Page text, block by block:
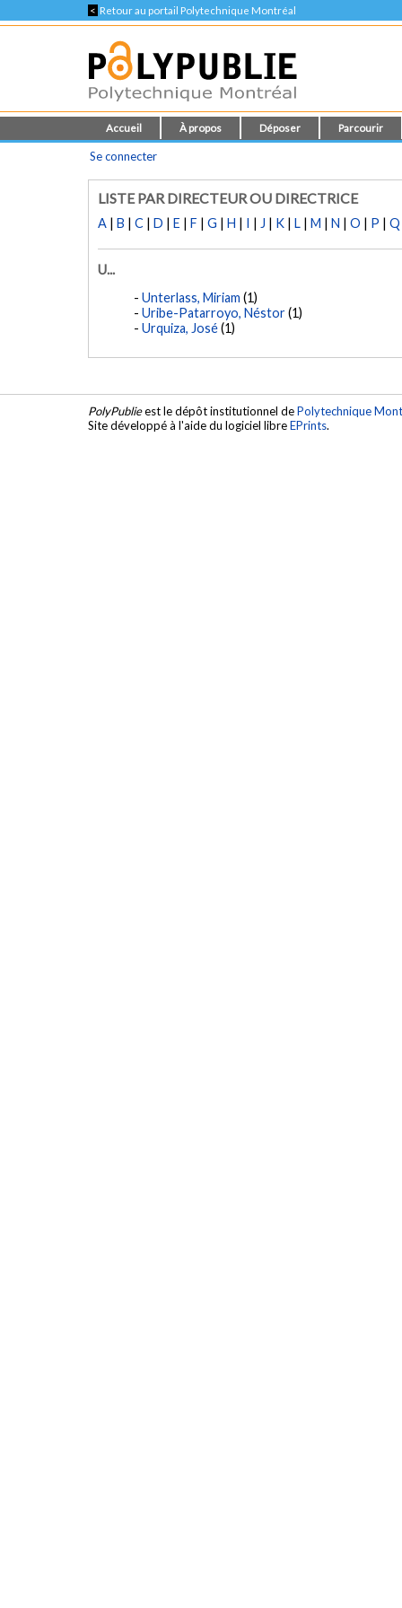
< Retour au portail Polytechnique Montréal
Accueil À propos Déposer Parcourir
Se connecter
LISTE PAR DIRECTEUR OU DIRECTRICE
A | B | C | D | E | F | G | H | I | J | K | L | M | N | O | P | Q
U...
Unterlass, Miriam (1)
Uribe-Patarroyo, Néstor(1)
Urquiza, José(1)
PolyPublieest le dépôt institutionnel dePolytechnique
Site développé à l'aide du logiciel libreEPrints.